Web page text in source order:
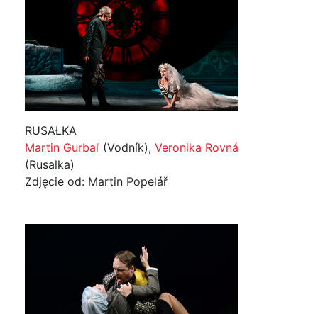
RUSAŁKA
Martin Gurbaľ (Vodník), Veronika Rovná
(Rusalka)
Zdjęcie od: Martin Popelář